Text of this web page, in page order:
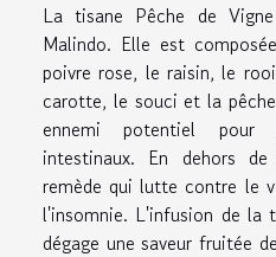
La tisane Pêche de
Malindo. Elle est
poivre rose, le raisin, le
carotte, le souci et la
ennemi potentiel pour
intestinaux. En dehors
remède qui lutte contre le
l'insomnie. L'infusion de la
dégage une saveur fruitée